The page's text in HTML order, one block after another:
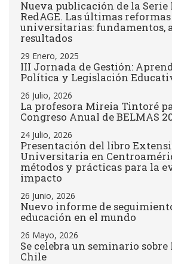
Nueva publicación de la
RedAGE. Las últimas
universitarias: fundamentos,
resultados
29 Enero, 2025
III Jornada de Gestión:
Política y Legislación
26 Julio, 2026
La profesora Mireia Tintoré
Congreso Anual de BELMAS
24 Julio, 2026
Presentación del libro
Universitaria en
métodos y prácticas para la
impacto
26 Junio, 2026
Nuevo informe de
educación en el mundo
26 Mayo, 2026
Se celebra un seminario
Chile